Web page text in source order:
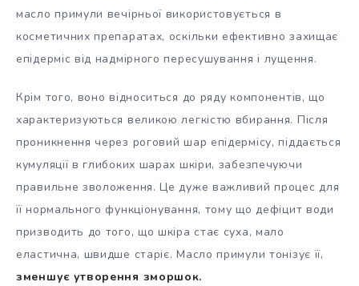
масло примули вечірньої використовується в
косметичних препаратах, оскільки ефективно захищає
епідерміс від надмірного пересушування і лущення.
Крім того, воно відноситься до ряду компонентів, що
характеризуються великою легкістю вбирання. Після
проникнення через роговий шар епідермісу, піддається
кумуляції в глибоких шарах шкіри, забезпечуючи
правильне зволоження. Це дуже важливий процес для
її нормального функціонування, тому що дефіцит води
призводить до того, що шкіра стає суха, мало
еластична, швидше старіє. Масло примули тонізує її,
зменшує утворення зморшок.